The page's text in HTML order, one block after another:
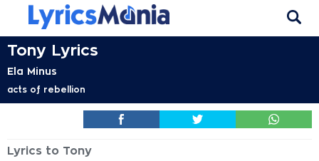
Tony Lyrics
Ela Minus
acts of rebellion
Lyrics to Tony